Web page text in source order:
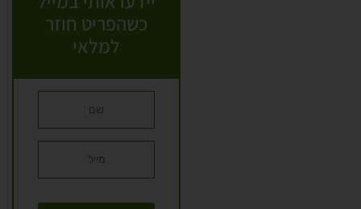
כשהפריט חוזר
למלאי